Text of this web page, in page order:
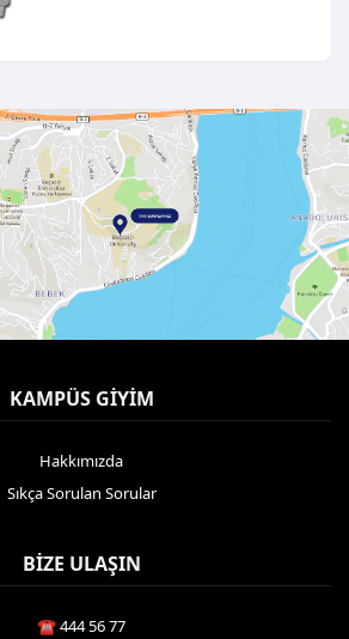
KAMPÜS GIYIM
Hakkımızda
Sıkça Sorulan Sorular
BIZE ULAŞIN
☎️ 444 56 77